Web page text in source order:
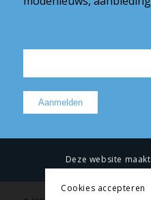
Deze website
Cookies accepteren